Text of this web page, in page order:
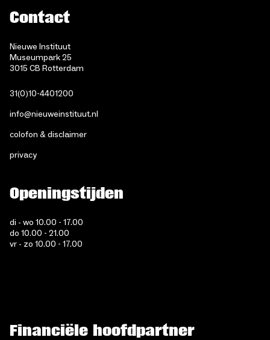
Contact
Nieuwe Instituut
Museumpark 25
3015 CB Rotterdam
31(0)10-4401200
info@nieuweinstituut.nl
colofon & disclaimer
privacy
Openingstijden
di - wo 10.00 - 17.00
do 10.00 - 21.00
vr - zo 10.00 - 17.00
Financiële hoofdpartner